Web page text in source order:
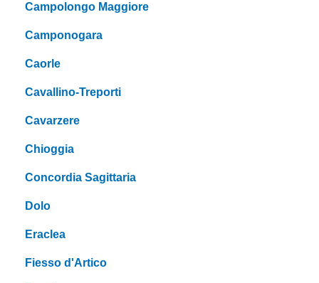
Campolongo Maggiore
Camponogara
Caorle
Cavallino-Treporti
Cavarzere
Chioggia
Concordia Sagittaria
Dolo
Eraclea
Fiesso d'Artico